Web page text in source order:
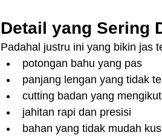
Detail yang Sering
Padahal justru ini yang bikin jas
potongan bahu yang pas
panjang lengan yang tidak
cutting badan yang
jahitan rapi dan presisi
bahan yang tidak mudah